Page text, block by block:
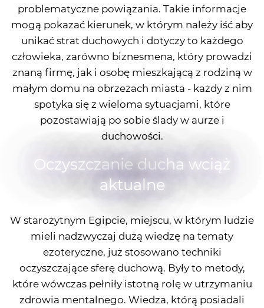
problematyczne powiązania. Takie informacje
mogą pokazać kierunek, w którym należy iść aby
unikać strat duchowych i dotyczy to każdego
człowieka, zarówno biznesmena, który prowadzi
znaną firmę, jak i osobę mieszkającą z rodziną w
małym domu na obrzeżach miasta - każdy z nim
spotyka się z wieloma sytuacjami, które
pozostawiają po sobie ślady w aurze i
duchowości.
Oczyszczanie ducha wciąż
aktualne
W starożytnym Egipcie, miejscu, w którym ludzie
mieli nadzwyczaj dużą wiedzę na tematy
ezoteryczne, już stosowano techniki
oczyszczające sferę duchową. Były to metody,
które wówczas pełniły istotną rolę w utrzymaniu
zdrowia mentalnego. Wiedza, którą posiadali